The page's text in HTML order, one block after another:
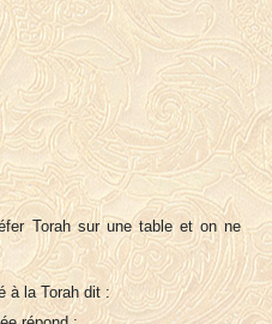
Torah sur une table et on ne
à la Torah dit :